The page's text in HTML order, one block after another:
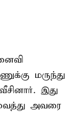
மருந்து
இது
அவரை